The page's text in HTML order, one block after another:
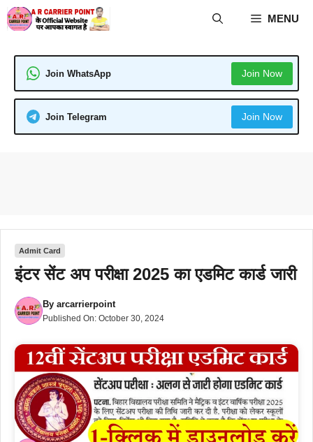
Skip
to
MENU
Join WhatsApp Join Now
Join Telegram Join Now
Admit Card
इंटर सेंट अप परीक्षा 2025 का एडमिट कार्ड जारी
By arcarrierpoint
Published On: October 30, 2024